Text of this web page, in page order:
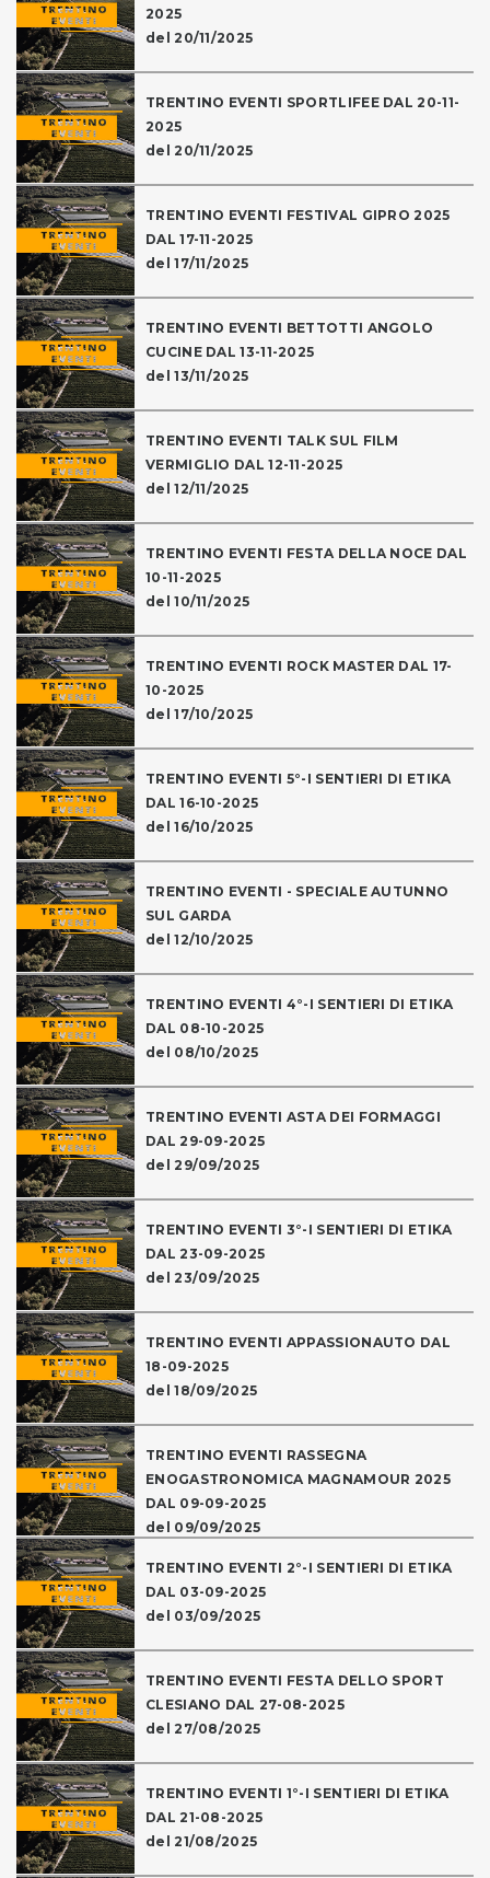
2025
del 20/11/2025
TRENTINO EVENTI SPORTLIFEE DAL 20-11-
2025
del 20/11/2025
TRENTINO EVENTI FESTIVAL GIPRO 2025
DAL 17-11-2025
del 17/11/2025
TRENTINO EVENTI BETTOTTI ANGOLO
CUCINE DAL 13-11-2025
del 13/11/2025
TRENTINO EVENTI TALK SUL FILM
VERMIGLIO DAL 12-11-2025
del 12/11/2025
TRENTINO EVENTI FESTA DELLA NOCE DAL
10-11-2025
del 10/11/2025
TRENTINO EVENTI ROCK MASTER DAL 17-
10-2025
del 17/10/2025
TRENTINO EVENTI 5°-I SENTIERI DI ETIKA
DAL 16-10-2025
del 16/10/2025
TRENTINO EVENTI - SPECIALE AUTUNNO
SUL GARDA
del 12/10/2025
TRENTINO EVENTI 4°-I SENTIERI DI ETIKA
DAL 08-10-2025
del 08/10/2025
TRENTINO EVENTI ASTA DEI FORMAGGI
DAL 29-09-2025
del 29/09/2025
TRENTINO EVENTI 3°-I SENTIERI DI ETIKA
DAL 23-09-2025
del 23/09/2025
TRENTINO EVENTI APPASSIONAUTO DAL
18-09-2025
del 18/09/2025
TRENTINO EVENTI RASSEGNA
ENOGASTRONOMICA MAGNAMOUR 2025
DAL 09-09-2025
del 09/09/2025
TRENTINO EVENTI 2°-I SENTIERI DI ETIKA
DAL 03-09-2025
del 03/09/2025
TRENTINO EVENTI FESTA DELLO SPORT
CLESIANO DAL 27-08-2025
del 27/08/2025
TRENTINO EVENTI 1°-I SENTIERI DI ETIKA
DAL 21-08-2025
del 21/08/2025